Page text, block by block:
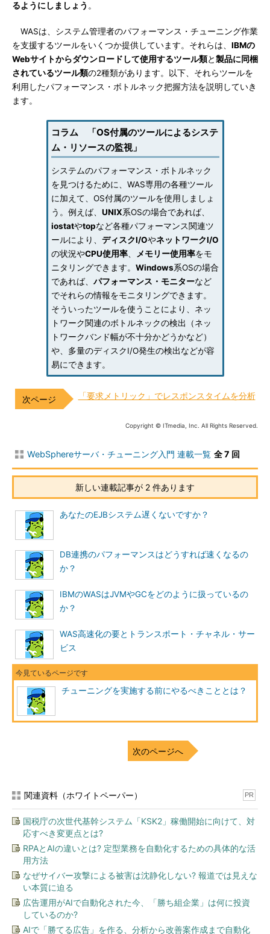
るようにしましょう 。
WASは、システム管理者のパフォーマンス・チューニング作業
を支援するツールをいくつか提供しています。それらは、 IBMの
Webサイトからダウンロードして使用するツール類と製品に同梱
されているツール類の2種類があります。以下、それらツールを
利用したパフォーマンス・ボトルネック把握方法を説明していき
ます。
コラム 「OS付属のツールによるシステ
ム・リソースの監視」
システムのパフォーマンス・ボトルネック
を見つけるために、WAS専用の各種ツール
に加えて、OS付属のツールを使用しましょ
う。例えば、 UNIX系OSの場合であれば、
iostatやtopなど各種パフォーマンス関連ツ
ールにより、 ディスクI/OやネットワークI/O
の状況やCPU使用率、 メモリー使用率をモ
ニタリングできます。 Windows系OSの場合
であれば、 パフォーマンス・モニターなど
でそれらの情報をモニタリングできます。
そういったツールを使うことにより、ネッ
トワーク関連のボトルネックの検出（ネッ
トワークバンド幅が不十分かどうかなど）
や、多量のディスクI/O発生の検出などが容
易にできます。
「要求メトリック」でレスポンスタイムを分析
Copyright © ITmedia, Inc. All Rights Reserved.
WebSphereサーバ・チューニング入門 連載一覧 全 7 回
新しい連載記事が 2 件あります
あなたのEJBシステム遅くないですか？
DB連携のパフォーマンスはどうすれば速くなるの
か？
IBMのWASはJVMやGCをどのように扱っているの
か？
WAS高速化の要とトランスポート・チャネル・サー
ビス
チューニングを実施する前にやるべきこととは？
次のページへ
関連資料（ホワイトペーパー） PR
国税庁の次世代基幹システム「KSK2」稼働開始に向けて、対
応すべき変更点とは?
RPAとAIの違いとは? 定型業務を自動化するための具体的な活
用方法
なぜサイバー攻撃による被害は沈静化しない? 報道では見えな
い本質に迫る
広告運用がAIで自動化された今、「勝ち組企業」は何に投資
しているのか?
AIで「勝てる広告」を作る、分析から改善案作成まで自動化